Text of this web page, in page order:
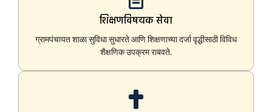
शिक्षणविषयक सेवा
ग्रामपंचायत शाळा सुविधा सुधारते आणि शिक्षणाच्या दर्जा वृद्धीसाठी विविध
शैक्षणिक उपक्रम राबवते.